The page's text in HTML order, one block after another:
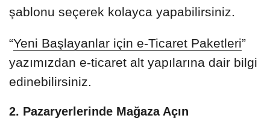
şablonu seçerek kolayca yapabilirsiniz.
“Yeni Başlayanlar için e-Ticaret Paketleri”
yazımızdan e-ticaret alt yapılarına dair bilgi
edinebilirsiniz.
2. Pazaryerlerinde Mağaza Açın